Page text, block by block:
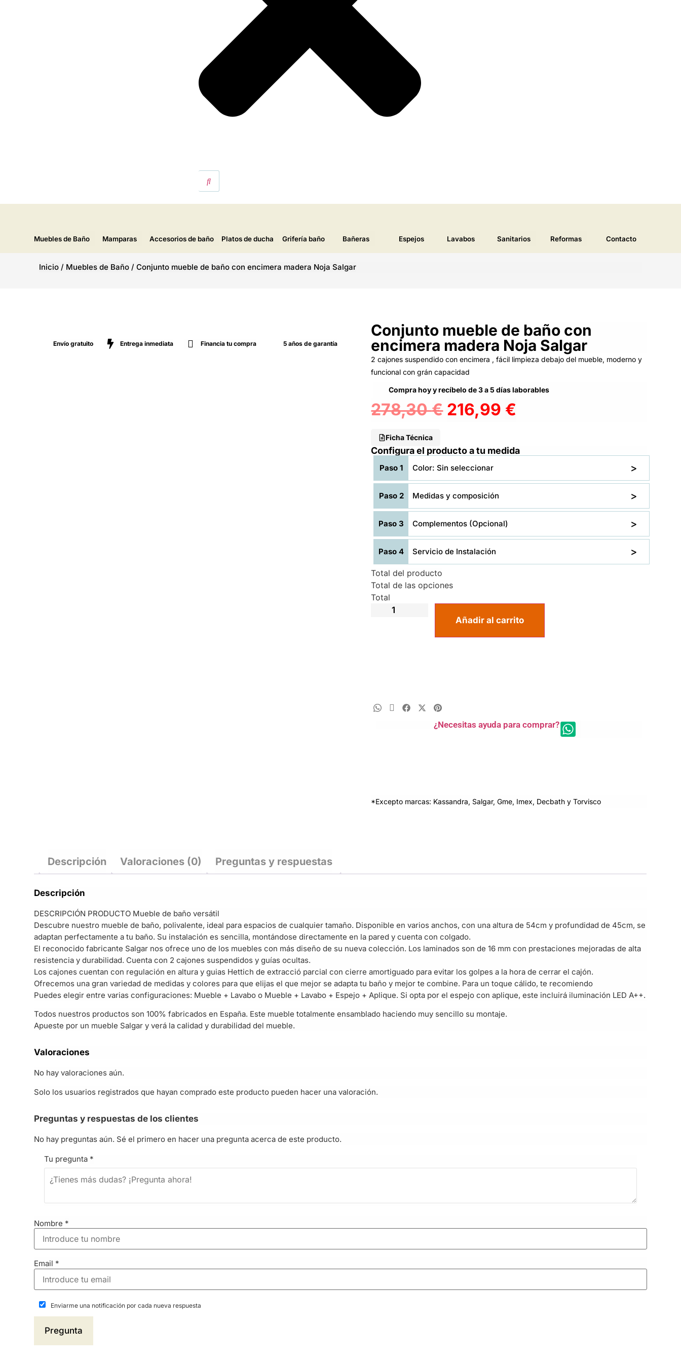
Muebles de Baño Mamparas Accesorios de baño Platos de ducha Grifería baño Bañeras Espejos Lavabos Sanitarios Reformas Contacto
Inicio / Muebles de Baño /Conjunto mueble de baño con encimera madera Noja Salgar
Envío gratuito Entrega inmediata Financia tu compra 5 años de garantía
Conjunto mueble de baño con
encimera madera Noja Salgar
2 cajones suspendido con encimera , fácil limpieza debajo del mueble, moderno y
funcional con grán capacidad
Compra hoy y recíbelo de 3 a 5 días laborables
278,30€ 216,99 €
Ficha Técnica
Configura el producto a tu medida
Paso 1 Color: Sin seleccionar
Paso 2 Medidas y composición
Paso 3 Complementos (Opcional)
Paso 4 Servicio de Instalación
Total del producto
Total de las opciones
Total
Añadir al carrito
¿Necesitas ayuda para comprar?
*Excepto marcas: Kassandra, Salgar, Gme, Imex, Decbath y Torvisco
Descripción Valoraciones (0) Preguntas y respuestas
Descripción
DESCRIPCIÓN PRODUCTO Mueble de baño versátil
Descubre nuestro mueble de baño, polivalente, ideal para espacios de cualquier tamaño. Disponible en varios anchos, con una altura de 54cm y profundidad de 45cm, se
adaptan perfectamente a tu baño. Su instalación es sencilla, montándose directamente en la pared y cuenta con colgado.
El reconocido fabricante Salgar nos ofrece uno de los muebles con más diseño de su nueva colección. Los laminados son de 16 mm con prestaciones mejoradas de alta
resistencia y durabilidad. Cuenta con 2 cajones suspendidos y guías ocultas.
Los cajones cuentan con regulación en altura y guias Hettich de extracció parcial con cierre amortiguado para evitar los golpes a la hora de cerrar el cajón.
Ofrecemos una gran variedad de medidas y colores para que elijas el que mejor se adapta tu baño y mejor te combine. Para un toque cálido, te recomiendo
Puedes elegir entre varias configuraciones: Mueble + Lavabo o Mueble + Lavabo + Espejo + Aplique. Si opta por el espejo con aplique, este incluirá iluminación LED A++.
Todos nuestros productos son 100% fabricados en España. Este mueble totalmente ensamblado haciendo muy sencillo su montaje.
Apueste por un mueble Salgar y verá la calidad y durabilidad del mueble.
Valoraciones
No hay valoraciones aún.
Solo los usuarios registrados que hayan comprado este producto pueden hacer una valoración.
Preguntas y respuestas de los clientes
No hay preguntas aún. Sé el primero en hacer una pregunta acerca de este producto.
Tu pregunta *
Nombre *
Email *
Enviarme una notificación por cada nueva respuesta